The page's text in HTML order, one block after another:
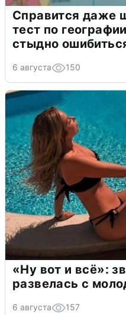
Справится даже
тест по
стыдно
6 августа 150
«Ну вот и всё»:
развелась с
6 августа 157